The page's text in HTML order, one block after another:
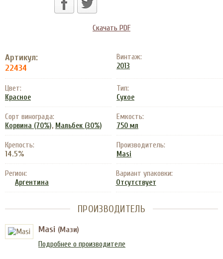
Скачать PDF
Артикул:
22434
Винтаж:
2013
Цвет:
Красное
Тип:
Сухое
Сорт винограда:
Корвина (70%), Мальбек (30%)
Емкость:
750 мл
Крепость:
14.5%
Производитель:
Masi
Регион:
Аргентина
Вариант упаковки:
Отсутствует
ПРОИЗВОДИТЕЛЬ
Masi (Мази)
Подробнее о производителе